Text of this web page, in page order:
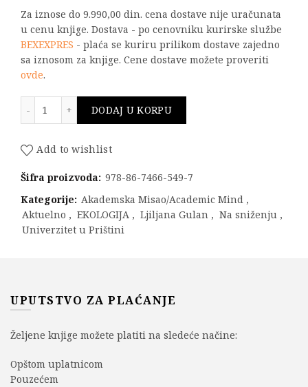
Za iznose do 9.990,00 din. cena dostave nije uračunata
u cenu knjige. Dostava - po cenovniku kurirske službe
BEXEXPRES - plaća se kuriru prilikom dostave zajedno
sa iznosom za knjige. Cene dostave možete proveriti
ovde.
DODAJ U KORPU
Add to wishlist
Šifra proizvoda: 978-86-7466-549-7
Kategorije: Akademska Misao/Academic Mind ,
Aktuelno , EKOLOGIJA , Ljiljana Gulan , Na sniženju ,
Univerzitet u Prištini
UPUTSTVO ZA PLAĆANJE
Željene knjige možete platiti na sledeće načine:
Opštom uplatnicom
Pouzećem